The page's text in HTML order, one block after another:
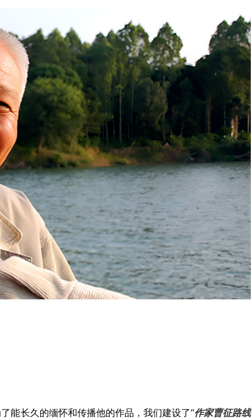
能长久的缅怀和传播他的作品，我们建设了“作家曹征路线